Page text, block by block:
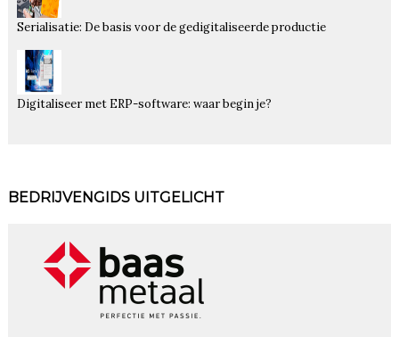
Serialisatie: De basis voor de gedigitaliseerde productie
Digitaliseer met ERP-software: waar begin je?
BEDRIJVENGIDS UITGELICHT